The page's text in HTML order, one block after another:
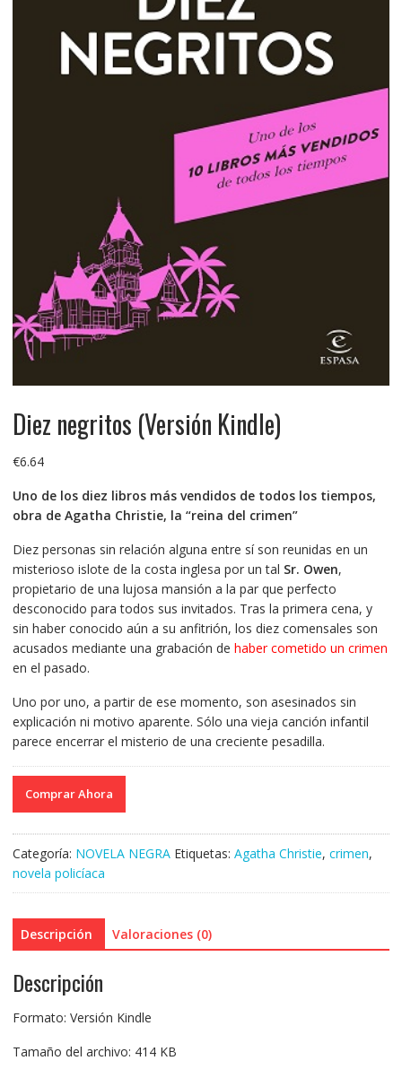
Diez negritos (Versión Kindle)
€6.64
Uno de los diez libros más vendidos de todos los tiempos,
obra de Agatha Christie, la “reina del crimen”
Diez personas sin relación alguna entre sí son reunidas en un
misterioso islote de la costa inglesa por un tal Sr. Owen,
propietario de una lujosa mansión a la par que perfecto
desconocido para todos sus invitados. Tras la primera cena, y
sin haber conocido aún a su anfitrión, los diez comensales son
acusados mediante una grabación de haber cometido un crimen
en el pasado.
Uno por uno, a partir de ese momento, son asesinados sin
explicación ni motivo aparente. Sólo una vieja canción infantil
parece encerrar el misterio de una creciente pesadilla.
Comprar Ahora
Categoría: NOVELA NEGRA Etiquetas: Agatha Christie, crimen,
novela policíaca
Descripción Valoraciones (0)
Descripción
Formato: Versión Kindle
Tamaño del archivo: 414 KB